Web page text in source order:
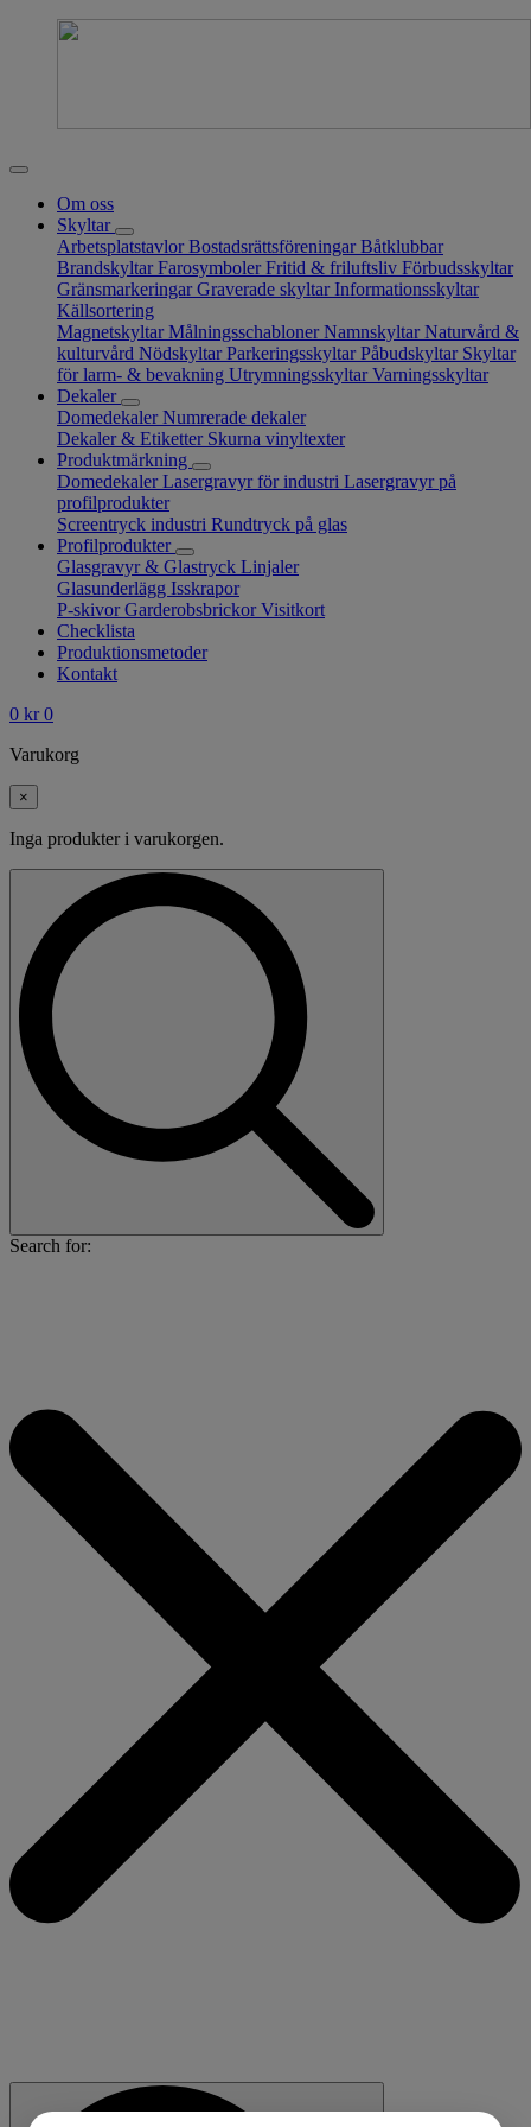
Om oss
Skyltar
Arbetsplatstavlor Bostadsrättsföreningar Båtklubbar
Brandskyltar Farosymboler Fritid & friluftsliv Förbudsskyltar
Gränsmarkeringar Graverade skyltar Informationsskyltar
Källsortering
Magnetskyltar Målningsschabloner Namnskyltar Naturvård &
kulturvård Nödskyltar Parkeringsskyltar Påbudskyltar Skyltar
för larm- & bevakning Utrymningsskyltar Varningsskyltar
Dekaler
Domedekaler Numrerade dekaler
Dekaler & Etiketter Skurna vinyltexter
Produktmärkning
Domedekaler Lasergravyr för industri Lasergravyr på
profilprodukter
Screentryck industri Rundtryck på glas
Profilprodukter
Glasgravyr & Glastryck Linjaler
Glasunderlägg Isskrapor
P-skivor Garderobsbrickor Visitkort
Checklista
Produktionsmetoder
Kontakt
0 kr 0
Varukorg
×
Inga produkter i varukorgen.
Search for: